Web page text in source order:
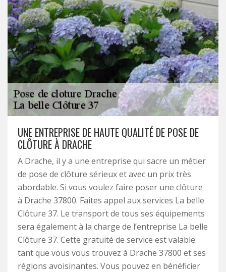
UNE ENTREPRISE DE HAUTE QUALITÉ DE POSE DE
CLÔTURE À DRACHE
A Drache, il y a une entreprise qui sacre un métier
de pose de clôture sérieux et avec un prix très
abordable. Si vous voulez faire poser une clôture
à Drache 37800. Faites appel aux services La belle
Clôture 37. Le transport de tous ses équipements
sera également à la charge de l’entreprise La belle
Clôture 37. Cette gratuité de service est valable
tant que vous vous trouvez à Drache 37800 et ses
régions avoisinantes. Vous pouvez en bénéficier